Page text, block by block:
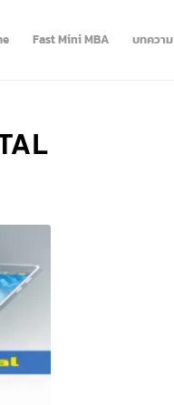
Fast Mini MBA บทความ